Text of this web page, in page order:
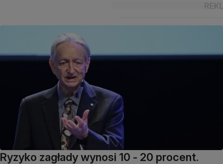
Ryzyko zagłady wynosi 10 - 20 procent.